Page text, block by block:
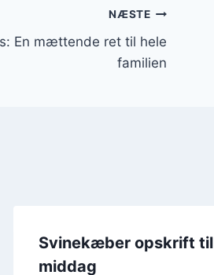
NÆSTE
En mættende ret til hele
familien
Svinekæber opskrift til
middag